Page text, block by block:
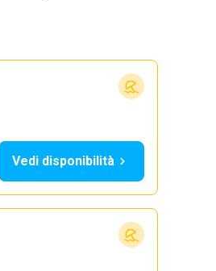
Vedi disponibilità